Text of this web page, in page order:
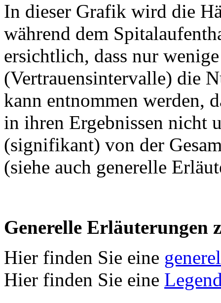
In dieser Grafik wird die
während dem
ersichtlich, dass nur
(Vertrauensintervalle) die
kann entnommen werden,
in ihren Ergebnissen nicht
(signifikant) von der
(siehe auch generelle
Generelle Erläuterungen
Hier finden Sie eine
Hier finden Sie eine